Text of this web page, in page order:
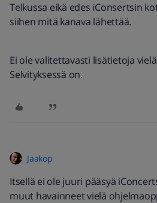
Telkussa eikä edes iConsertsin
siihen mitä kanava lähettää.
Ei ole valitettavasti lisätietoja
Selvityksessä on.
Jaakop
Itsellä ei ole juuri pääsyä
muut havainneet vielä